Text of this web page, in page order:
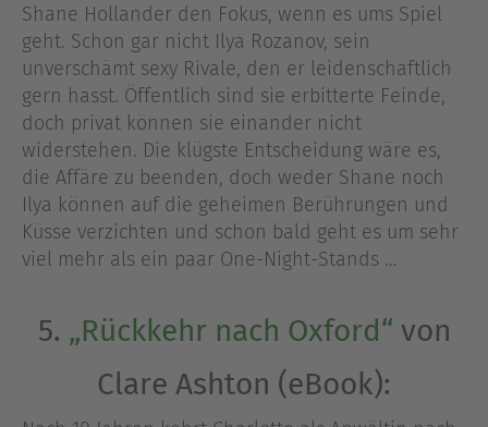
Shane Hollander den Fokus, wenn es ums Spiel
geht. Schon gar nicht Ilya Rozanov, sein
unverschämt sexy Rivale, den er leidenschaftlich
gern hasst. Öffentlich sind sie erbitterte Feinde,
doch privat können sie einander nicht
widerstehen. Die klügste Entscheidung wäre es,
die Affäre zu beenden, doch weder Shane noch
Ilya können auf die geheimen Berührungen und
Küsse verzichten und schon bald geht es um sehr
viel mehr als ein paar One-Night-Stands …
5. „Rückkehr nach Oxford“ von
Clare Ashton (eBook):